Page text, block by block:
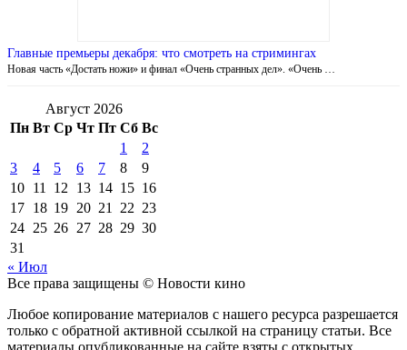
Главные премьеры декабря: что смотреть на стримингах
Новая часть «Достать ножи» и финал «Очень странных дел». «Очень …
Август 2026
Пн Вт Ср Чт Пт Сб Вс
1
2
3
4 5 6 7 8
9
10 11 12 13 14 15 16
17 18 19 20 21 22 23
24 25 26 27 28 29 30
31
« Июл
Все права защищены © Новости кино
Любое копирование материалов с нашего ресурса разрешается
только с обратной активной ссылкой на страницу статьи. Все
материалы опубликованные на сайте взяты с открытых